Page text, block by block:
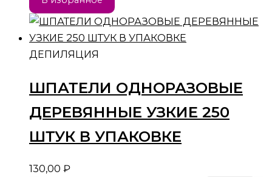
ДЕПИЛЯЦИЯ
ШПАТЕЛИ ОДНОРАЗОВЫЕ
ДЕРЕВЯННЫЕ УЗКИЕ 250
ШТУК В УПАКОВКЕ
130,00 ₽